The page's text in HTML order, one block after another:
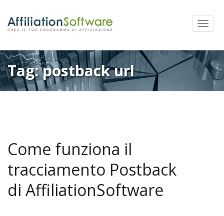
Menu
Tag:postback url
Come funziona il
tracciamento Postback
di AffiliationSoftware